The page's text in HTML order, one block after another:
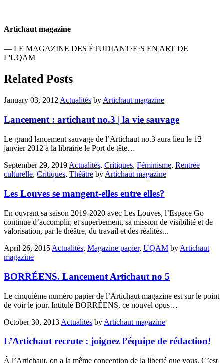
Artichaut magazine
— LE MAGAZINE DES ÉTUDIANT·E·S EN ART DE
L'UQAM
Related Posts
January 03, 2012 Actualités by Artichaut magazine
Lancement : artichaut no.3 | la vie sauvage
Le grand lancement sauvage de l’Artichaut no.3 aura lieu le 12
janvier 2012 à la librairie le Port de tête…
September 29, 2019 Actualités, Critiques, Féminisme, Rentrée
culturelle, Critiques, Théâtre by Artichaut magazine
Les Louves se mangent-elles entre elles?
En ouvrant sa saison 2019-2020 avec Les Louves, l’Espace Go
continue d’accomplir, et superbement, sa mission de visibilité et de
valorisation, par le théâtre, du travail et des réalités...
April 26, 2015 Actualités, Magazine papier, UQAM by Artichaut
magazine
BORRÉENS. Lancement Artichaut no 5
Le cinquième numéro papier de l’Artichaut magazine est sur le point
de voir le jour. Intitulé BORRÉENS, ce nouvel opus…
October 30, 2013 Actualités by Artichaut magazine
L’Artichaut recrute : joignez l’équipe de rédaction!
À l’Artichaut, on a la même conception de la liberté que vous. C’est